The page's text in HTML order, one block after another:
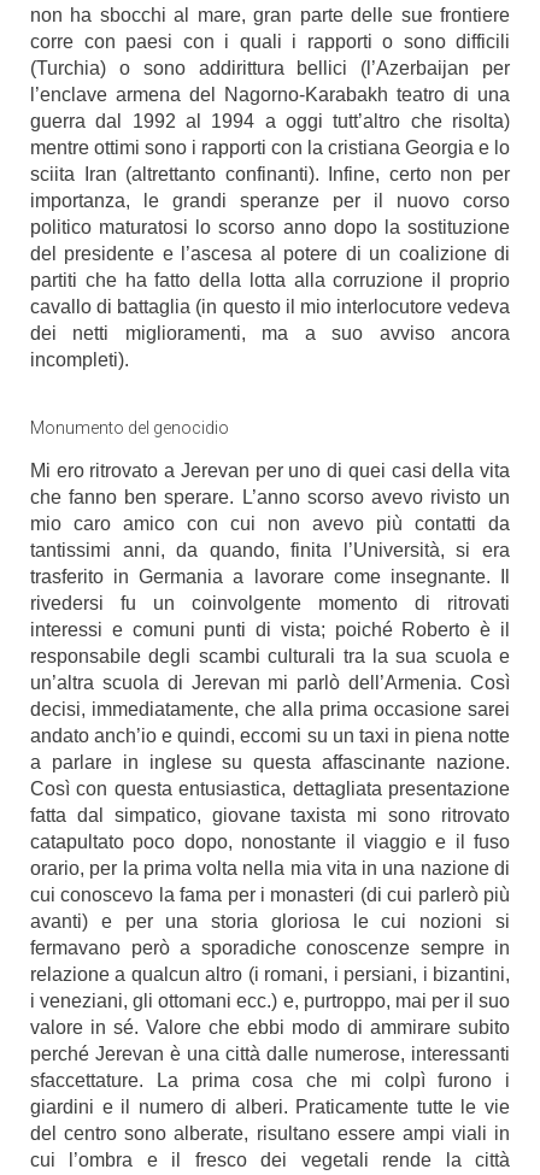
non ha sbocchi al mare, gran parte delle sue frontiere
corre con paesi con i quali i rapporti o sono difficili
(Turchia) o sono addirittura bellici (l’Azerbaijan per
l’enclave armena del Nagorno-Karabakh teatro di una
guerra dal 1992 al 1994 a oggi tutt’altro che risolta)
mentre ottimi sono i rapporti con la cristiana Georgia e lo
sciita Iran (altrettanto confinanti). Infine, certo non per
importanza, le grandi speranze per il nuovo corso
politico maturatosi lo scorso anno dopo la sostituzione
del presidente e l’ascesa al potere di un coalizione di
partiti che ha fatto della lotta alla corruzione il proprio
cavallo di battaglia (in questo il mio interlocutore vedeva
dei netti miglioramenti, ma a suo avviso ancora
incompleti).
Monumento del genocidio
Mi ero ritrovato a Jerevan per uno di quei casi della vita
che fanno ben sperare. L’anno scorso avevo rivisto un
mio caro amico con cui non avevo più contatti da
tantissimi anni, da quando, finita l’Università, si era
trasferito in Germania a lavorare come insegnante. Il
rivedersi fu un coinvolgente momento di ritrovati
interessi e comuni punti di vista; poiché Roberto è il
responsabile degli scambi culturali tra la sua scuola e
un’altra scuola di Jerevan mi parlò dell’Armenia. Così
decisi, immediatamente, che alla prima occasione sarei
andato anch’io e quindi, eccomi su un taxi in piena notte
a parlare in inglese su questa affascinante nazione.
Così con questa entusiastica, dettagliata presentazione
fatta dal simpatico, giovane taxista mi sono ritrovato
catapultato poco dopo, nonostante il viaggio e il fuso
orario, per la prima volta nella mia vita in una nazione di
cui conoscevo la fama per i monasteri (di cui parlerò più
avanti) e per una storia gloriosa le cui nozioni si
fermavano però a sporadiche conoscenze sempre in
relazione a qualcun altro (i romani, i persiani, i bizantini,
i veneziani, gli ottomani ecc.) e, purtroppo, mai per il suo
valore in sé. Valore che ebbi modo di ammirare subito
perché Jerevan è una città dalle numerose, interessanti
sfaccettature. La prima cosa che mi colpì furono i
giardini e il numero di alberi. Praticamente tutte le vie
del centro sono alberate, risultano essere ampi viali in
cui l’ombra e il fresco dei vegetali rende la città